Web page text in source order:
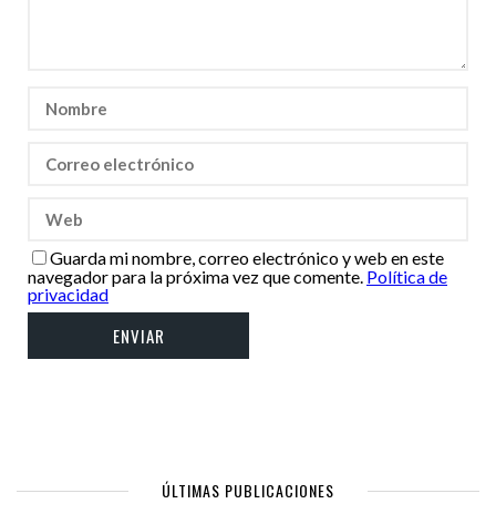
Guarda mi nombre, correo electrónico y web en este
navegador para la próxima vez que comente. Política de
privacidad
ÚLTIMAS PUBLICACIONES